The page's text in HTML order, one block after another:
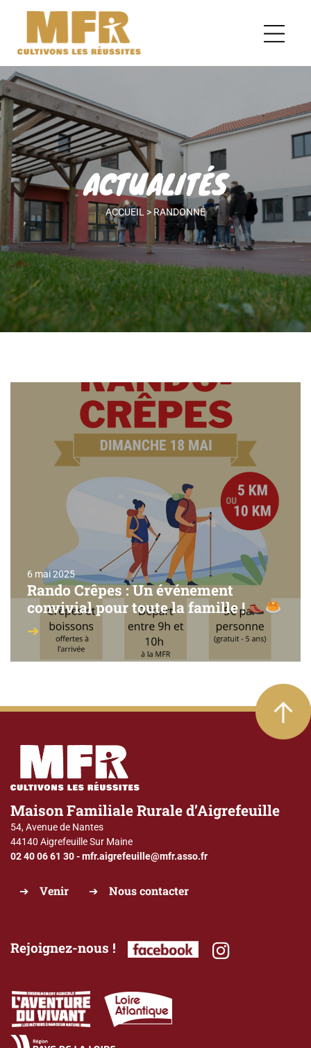
ACTUALITÉS
ACCUEIL > RANDONNÉ
6 mai 2025
Rando Crêpes : Un événement
convivial pour toute la famille !
Maison Familiale Rurale d’Aigrefeuille
54, Avenue de Nantes
44140 Aigrefeuille Sur Maine
02 40 06 61 30-mfr.aigrefeuille@mfr.asso.fr
Venir Nous contacter
Rejoignez-nous !